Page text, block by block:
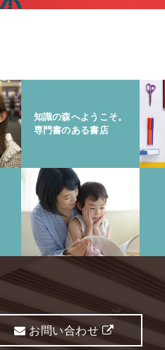
知識の森へようこそ。
専門書のある書店
お問い合わせ